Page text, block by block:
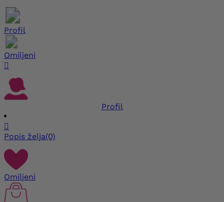
Profil
Omiljeni

Profil

Popis želja(0)
Omiljeni